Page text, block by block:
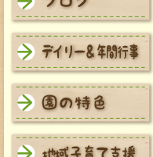
本町保育園 ブログ
本町保育園 デイリー＆年間
行事
本町保育園 園の特色